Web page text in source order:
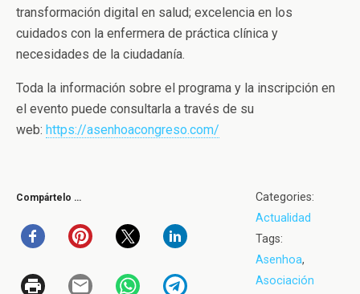
transformación digital en salud; excelencia en los
cuidados con la enfermera de práctica clínica y
necesidades de la ciudadanía.
Toda la información sobre el programa y la inscripción en
el evento puede consultarla a través de su
web: https://asenhoacongreso.com/
Compártelo …
Categories:
Actualidad
Tags:
Asenhoa,
Asociación